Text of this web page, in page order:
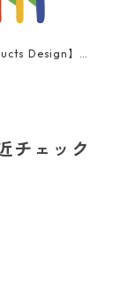
Design】
ンチサイズ ペ
Super Flower
チェック